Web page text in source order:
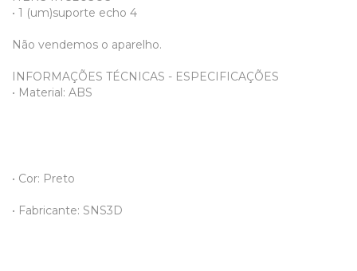
• 1 (um)suporte echo 4
Não vendemos o aparelho.
INFORMAÇÕES TÉCNICAS - ESPECIFICAÇÕES
• Material: ABS
• Cor: Preto
• Fabricante: SNS3D